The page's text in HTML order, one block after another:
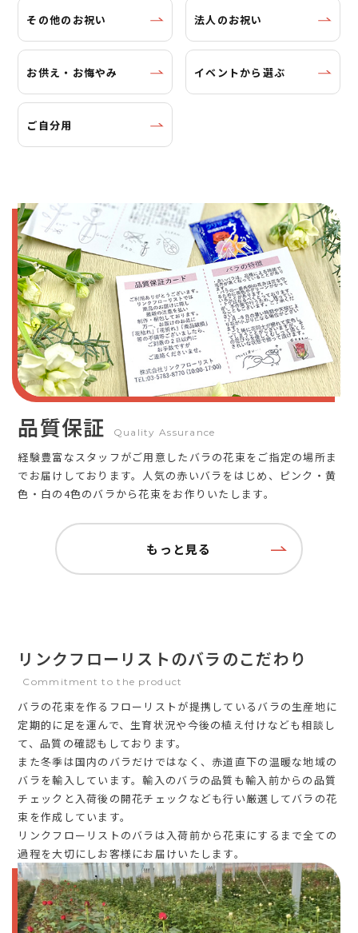
その他のお祝い 法人のお祝い
お供え・お悔やみ イベントから選ぶ
ご自分用
品質保証 Quality Assurance
経験豊富なスタッフがご用意したバラの花束をご指定の場所ま
でお届けしております。人気の赤いバラをはじめ、ピンク・黄
色・白の4色のバラから花束をお作りいたします。
もっと見る
リンクフローリストのバラのこだわり
Commitment to the product
バラの花束を作るフローリストが提携しているバラの生産地に
定期的に足を運んで、生育状況や今後の植え付けなども相談し
て、品質の確認もしております。
また冬季は国内のバラだけではなく、赤道直下の温暖な地域の
バラを輸入しています。輸入のバラの品質も輸入前からの品質
チェックと入荷後の開花チェックなども行い厳選してバラの花
束を作成しています。
リンクフローリストのバラは入荷前から花束にするまで全ての
過程を大切にしお客様にお届けいたします。